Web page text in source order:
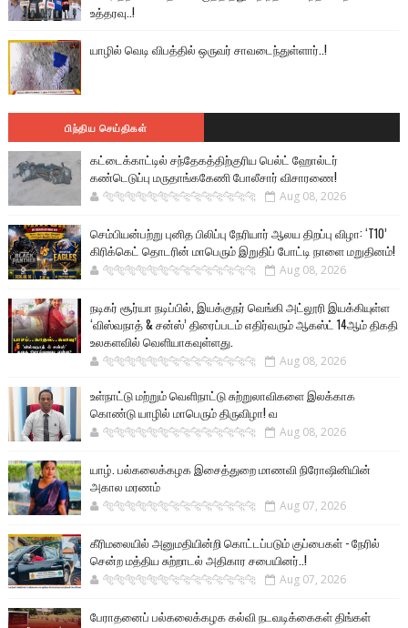
உத்தரவு..!
யாழில் வெடி விபத்தில் ஒருவர் சாவடைந்துள்ளார்..!
பிந்திய செய்திகள்
கட்டைக்காட்டில் சந்தேகத்திற்குரிய பெல்ட் ஹோல்டர்
கண்டெடுப்பு மருதாங்ககேணி போலீசார் விசாரணை!
🐅🐅🐅🐅🐅🐅🐆🐆🐆🐆🐆🐆🐆🐆 Aug 08, 2026
செம்பியன்பற்று புனித பிலிப்பு நேரியார் ஆலய திறப்பு விழா: ‘T10’
கிரிக்கெட் தொடரின் மாபெரும் இறுதிப் போட்டி நாளை மறுதினம்!
🐅🐅🐅🐅🐅🐅🐆🐆🐆🐆🐆🐆🐆🐆 Aug 08, 2026
நடிகர் சூர்யா நடிப்பில், இயக்குநர் வெங்கி அட்லூரி இயக்கியுள்ள
‘விஸ்வநாத் & சன்ஸ்’ திரைப்படம் எதிர்வரும் ஆகஸ்ட் 14ஆம் திகதி
உலகளவில் வெளியாகவுள்ளது.
🐅🐅🐅🐅🐅🐅🐆🐆🐆🐆🐆🐆🐆🐆 Aug 08, 2026
உள்நாட்டு மற்றும் வெளிநாட்டு சுற்றுலாவிகளை இலக்காக
கொண்டு யாழில் மாபெரும் திருவிழா! வ
🐅🐅🐅🐅🐅🐅🐆🐆🐆🐆🐆🐆🐆🐆 Aug 08, 2026
யாழ். பல்கலைக்கழக இசைத்துறை மாணவி நிரோஷினியின்
அகால மரணம்
🐅🐅🐅🐅🐅🐅🐆🐆🐆🐆🐆🐆🐆🐆 Aug 07, 2026
கீரிமலையில் அனுமதியின்றி கொட்டப்படும் குப்பைகள் - நேரில்
சென்ற மத்திய சுற்றாடல் அதிகார சபையினர்..!
🐅🐅🐅🐅🐅🐅🐆🐆🐆🐆🐆🐆🐆🐆 Aug 07, 2026
பேராதனைப் பல்கலைக்கழக கல்வி நடவடிக்கைகள் திங்கள்